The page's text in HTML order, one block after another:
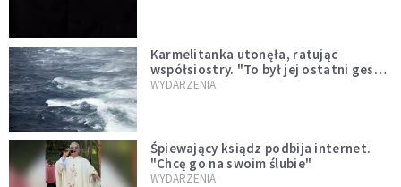
Karmelitanka utonęła, ratując
współsiostry. "To był jej ostatni gest
miłości"
WYDARZENIA
Śpiewający ksiądz podbija internet.
"Chcę go na swoim ślubie"
WYDARZENIA